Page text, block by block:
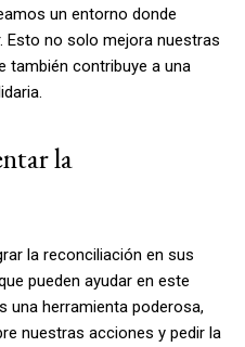
un entorno donde
Esto no solo mejora nuestras
también contribuye a una
la
la reconciliación en sus
pueden ayudar en este
una herramienta poderosa,
nuestras acciones y pedir la